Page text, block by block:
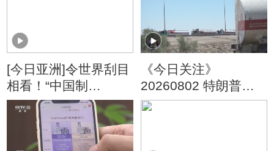
[今日亚洲]令世界刮目
相看！“中国制
造”变“酷”了
《今日关注》
20260802 特朗普叫
停“最大规模”打击 伊